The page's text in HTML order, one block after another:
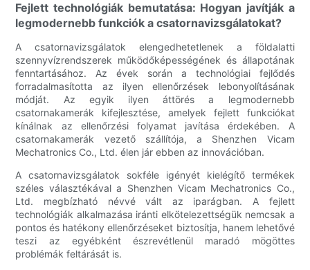
Fejlett technológiák bemutatása: Hogyan javítják a
legmodernebb funkciók a csatornavizsgálatokat?
A csatornavizsgálatok elengedhetetlenek a földalatti
szennyvízrendszerek működőképességének és állapotának
fenntartásához. Az évek során a technológiai fejlődés
forradalmasította az ilyen ellenőrzések lebonyolításának
módját. Az egyik ilyen áttörés a legmodernebb
csatornakamerák kifejlesztése, amelyek fejlett funkciókat
kínálnak az ellenőrzési folyamat javítása érdekében. A
csatornakamerák vezető szállítója, a Shenzhen Vicam
Mechatronics Co., Ltd. élen jár ebben az innovációban.
A csatornavizsgálatok sokféle igényét kielégítő termékek
széles választékával a Shenzhen Vicam Mechatronics Co.,
Ltd. megbízható névvé vált az iparágban. A fejlett
technológiák alkalmazása iránti elkötelezettségük nemcsak a
pontos és hatékony ellenőrzéseket biztosítja, hanem lehetővé
teszi az egyébként észrevétlenül maradó mögöttes
problémák feltárását is.